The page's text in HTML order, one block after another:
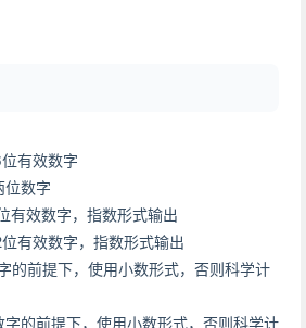
有效数字
位数字
有效数字，指数形式输出
有效数字，指数形式输出
的前提下，使用小数形式，否则科学计
的前提下，使用小数形式，否则科学计